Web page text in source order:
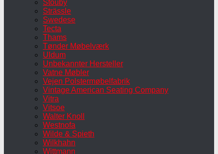
Stouby
Strässle
Swedese
Tecta
Thams
Tønder Møbelværk
Uldum
Unbekannter Hersteller
Vatne Møbler
Vejen Polstermøbelfabrik
Vintage American Seating Company
Vitra
Vitsoe
Walter Knoll
Westnofa
Wilde & Spieth
Wilkhahn
Wittmann